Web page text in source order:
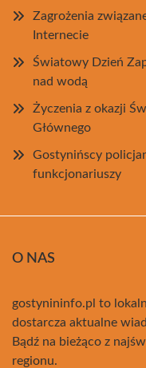
Zagrożenia
Internecie
Światowy Dzień
nad wodą
Życzenia z okazji
Głównego
Gostynińscy
funkcjonariuszy
O NAS
gostynininfo.pl to
dostarcza aktualne
Bądź na bieżąco z
regionu.